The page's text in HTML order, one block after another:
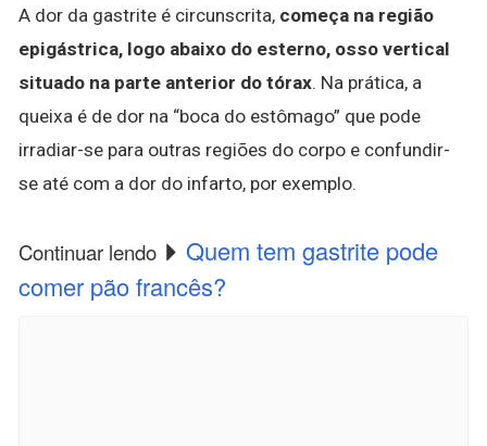
A dor da gastrite é circunscrita, começa na região
epigástrica, logo abaixo do esterno, osso vertical
situado na parte anterior do tórax. Na prática, a
queixa é de dor na “boca do estômago” que pode
irradiar-se para outras regiões do corpo e confundir-
se até com a dor do infarto, por exemplo.
Continuar lendo
Quem tem gastrite pode
comer pão francês?